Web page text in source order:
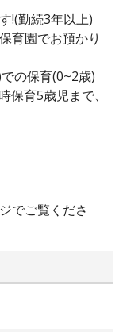
!(勤続3年以上)
育園でお預かり
の保育(0~2歳)
保育5歳児まで、
でご覧くださ